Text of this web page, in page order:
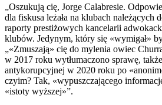
„Oszukują cię, Jorge Calabresie.
dla fiskusa leżała na klubach należących
raporty prestiżowych kancelarii
klubów. Jedynym, który się «wymigał»
„«Zmuszają» cię do mylenia owiec
w 2017 roku wytłumaczono sprawę,
antykorupcyjnej w 2020 roku po
czyim? Tak, «wypuszczającego
«istoty wyższej»”.